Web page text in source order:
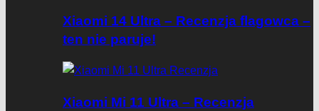
Xiaomi 14 Ultra – Recenzja flagowca –
ten nie paruje!
Xiaomi Mi 11 Ultra – Recenzja